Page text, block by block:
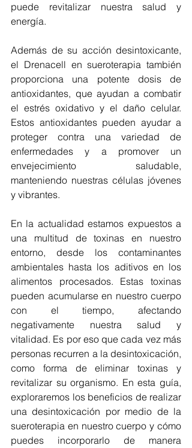
puede revitalizar nuestra salud y
energía.
Además de su acción desintoxicante,
el Drenacell en sueroterapia también
proporciona una potente dosis de
antioxidantes, que ayudan a combatir
el estrés oxidativo y el daño celular.
Estos antioxidantes pueden ayudar a
proteger contra una variedad de
enfermedades y a promover un
envejecimiento saludable,
manteniendo nuestras células jóvenes
y vibrantes.
En la actualidad estamos expuestos a
una multitud de toxinas en nuestro
entorno, desde los contaminantes
ambientales hasta los aditivos en los
alimentos procesados. Estas toxinas
pueden acumularse en nuestro cuerpo
con el tiempo, afectando
negativamente nuestra salud y
vitalidad. Es por eso que cada vez más
personas recurren a la desintoxicación,
como forma de eliminar toxinas y
revitalizar su organismo. En esta guía,
exploraremos los beneficios de realizar
una desintoxicación por medio de la
sueroterapia en nuestro cuerpo y cómo
puedes incorporarlo de manera